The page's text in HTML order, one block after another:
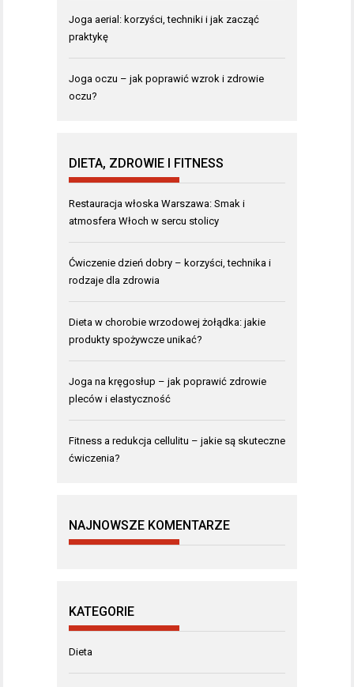
Joga aerial: korzyści, techniki i jak zacząć
praktykę
Joga oczu – jak poprawić wzrok i zdrowie
oczu?
DIETA, ZDROWIE I FITNESS
Restauracja włoska Warszawa: Smak i
atmosfera Włoch w sercu stolicy
Ćwiczenie dzień dobry – korzyści, technika i
rodzaje dla zdrowia
Dieta w chorobie wrzodowej żołądka: jakie
produkty spożywcze unikać?
Joga na kręgosłup – jak poprawić zdrowie
pleców i elastyczność
Fitness a redukcja cellulitu – jakie są skuteczne
ćwiczenia?
NAJNOWSZE KOMENTARZE
KATEGORIE
Dieta